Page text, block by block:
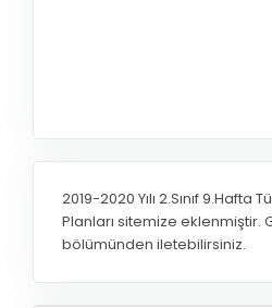
2019-2020 Yılı 2.Sınıf 9.Hafta
Planları sitemize eklenmiştir.
bölümünden iletebilirsiniz.